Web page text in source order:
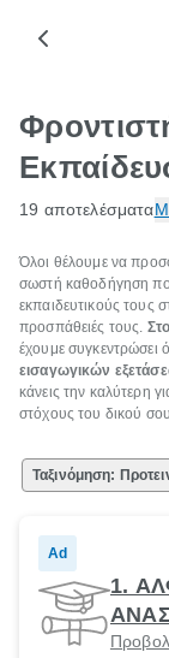
19 αποτελέσματα
Όλοι θέλουμε να
σωστή καθοδήγηση
εκπαιδευτικούς τους
προσπάθειές τους.
έχουμε συγκεντρώσει
εισαγωγικών
κάνεις την καλύτερη
στόχους του δικού
Ταξινόμηση:
Ad
1.